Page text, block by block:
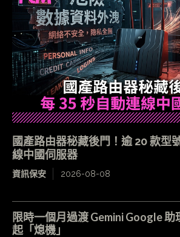
國產路由器秘藏後門！逾 20 款型
線中國伺服器
資訊保安 2026-08-08
限時一個月過渡 Gemini Google 助
起「熄機」